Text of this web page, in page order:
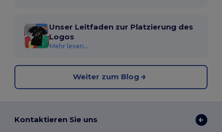
Unser Leitfaden zur Platzierung des
Logos
Mehr lesen...
Weiter zum Blog
Kontaktieren Sie uns